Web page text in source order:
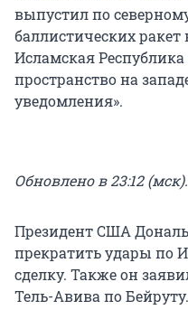
выпустил по
баллистических
Исламская
пространство на
уведомления».
Обновлено в 23:12 (мск).
Президент США
прекратить удары по
сделку. Также он
Тель-Авива по Бейруту.